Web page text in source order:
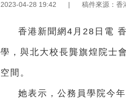
2023-04-28 19:42 | 稿件來源：香
香港新聞網4月28日電
學，與北大校長龔旗煌院士
空間。
她表示，公務員學院今